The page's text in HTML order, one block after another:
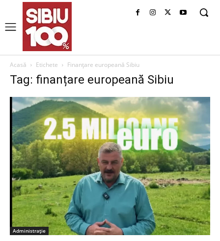
Acasă Etichete Finanțare europeană Sibiu
Tag: finanțare europeană Sibiu
Administrație